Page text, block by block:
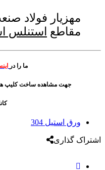
مهزیار فولاد
مقاطع استنلس
ما را در
جهت مشاهده ساخت کلیپ
ورق استیل 304
اشتراک گذاری